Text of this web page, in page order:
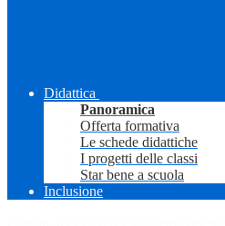
Didattica
Panoramica
Offerta formativa
Le schede didattiche
I progetti delle classi
Star bene a scuola
Inclusione